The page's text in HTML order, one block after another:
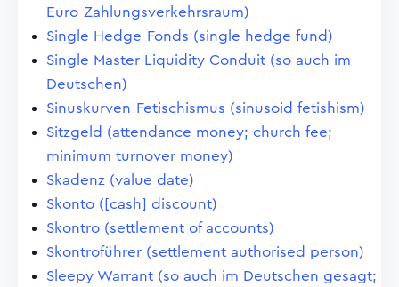
Euro-Zahlungsverkehrsraum)
Single Hedge-Fonds (single hedge fund)
Single Master Liquidity Conduit (so auch im
Deutschen)
Sinuskurven-Fetischismus (sinusoid fetishism)
Sitzgeld (attendance money; church fee;
minimum turnover money)
Skadenz (value date)
Skonto ([cash] discount)
Skontro (settlement of accounts)
Skontroführer (settlement authorised person)
Sleepy Warrant (so auch im Deutschen gesagt;